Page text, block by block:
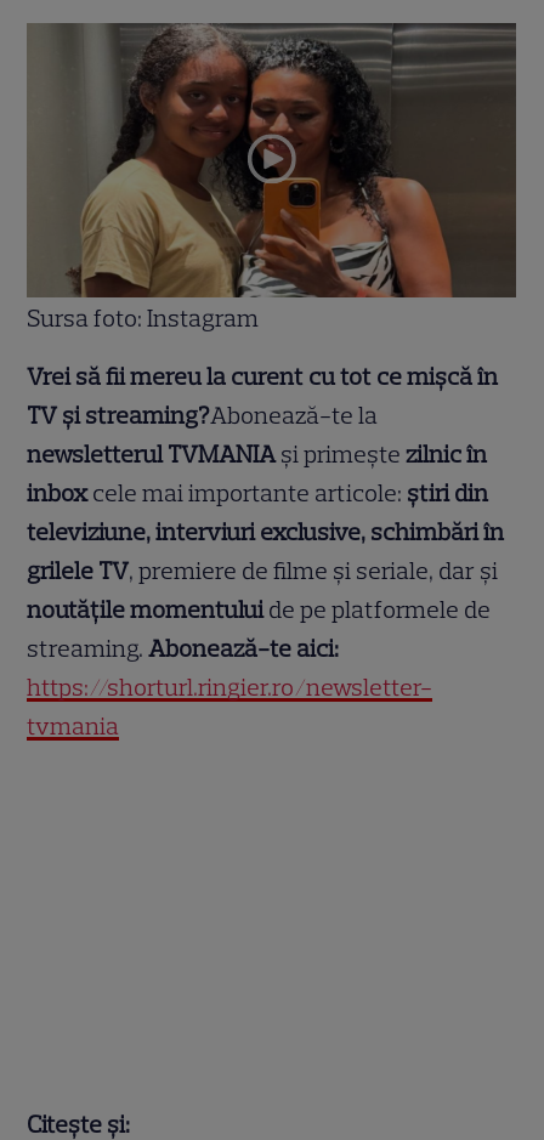
Sursa foto: Instagram
Vrei să fii mereu la curent cu tot ce mișcă în
TV și streaming?Abonează-te la
newsletterul TVMANIAși primește zilnic în
inboxcele mai importante articole: știri din
televiziune, interviuri exclusive, schimbări în
grilele TV, premiere de filme și seriale, dar și
noutățile momentuluide pe platformele de
streaming.Abonează-te aici:
https://shorturl.ringier.ro/newsletter-
tvmania
Citește și: